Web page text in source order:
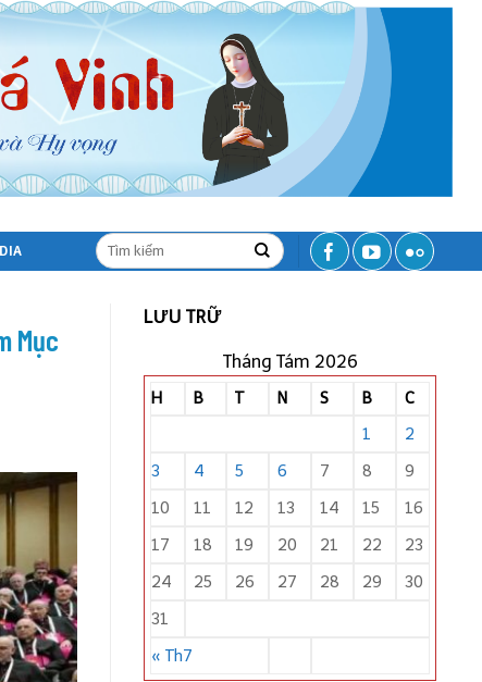
Mục
LƯU TRỮ
Tháng Tám 2026
H B T N S B C
« Th7
1
2
3
4 5 6 7 8
9
10
11 12 13 14 15
16
17
18 19 20 21 22
23
24
25 26 27 28 29
30
31